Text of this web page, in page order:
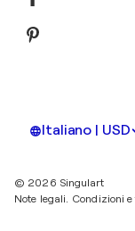
Italiano | USD
© 2026 Singulart
Note legali. Condizioni